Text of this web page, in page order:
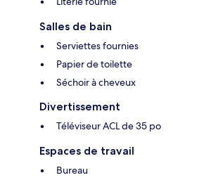
Salles de bain
Serviettes fournies
Papier de toilette
Séchoir à cheveux
Divertissement
Téléviseur ACL de 35 po
Espaces de travail
Bureau